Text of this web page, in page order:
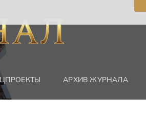
АРХИВ ЖУРНАЛА